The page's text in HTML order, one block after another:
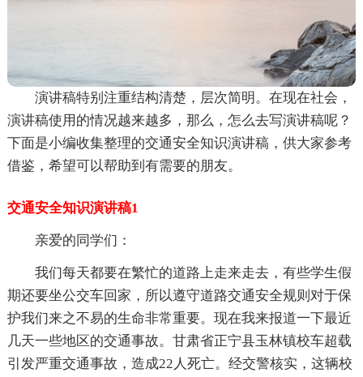
演讲稿特别注重结构清楚，层次简明。在现在社会，
演讲稿使用的情况越来越多，那么，怎么去写演讲稿呢？
下面是小编收集整理的交通安全知识演讲稿，供大家参考
借鉴，希望可以帮助到有需要的朋友。
交通安全知识演讲稿1
亲爱的同学们：
我们每天都要在繁忙的道路上走来走去，有些学生假
期还要坐公交车回家，所以遵守道路交通安全规则对于保
护我们来之不易的生命非常重要。现在我来报道一下最近
几天一些地区的交通事故。甘肃省正宁县玉林镇校车超载
引发严重交通事故，造成22人死亡。经交警核实，这辆校